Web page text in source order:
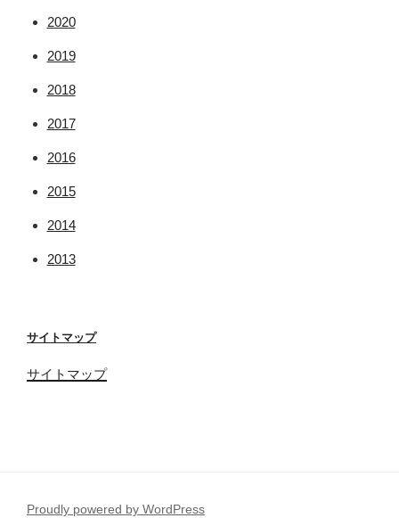
2020
2019
2018
2017
2016
2015
2014
2013
サイトマップ
サイトマップ
Proudly powered by WordPress